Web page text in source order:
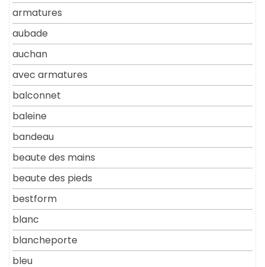
armatures
aubade
auchan
avec armatures
balconnet
baleine
bandeau
beaute des mains
beaute des pieds
bestform
blanc
blancheporte
bleu